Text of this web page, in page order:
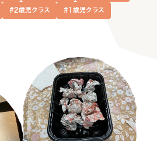
#2歳児クラス #1歳児クラス